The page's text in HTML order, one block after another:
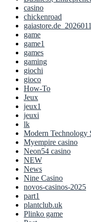
casino
chickenroad
game
game1
games
gaming
giochi
gioco
How-To
Jeux
jeux1
jeuxi
lk
Modern Technology
Myempire casino
Neon54 casino
NEW
News
Nine Casino
novos-casinos-2025
part1
plantclub.uk
Plinko game